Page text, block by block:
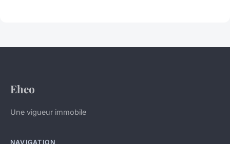
Eheo
Une vigueur immobile
NAVIGATION